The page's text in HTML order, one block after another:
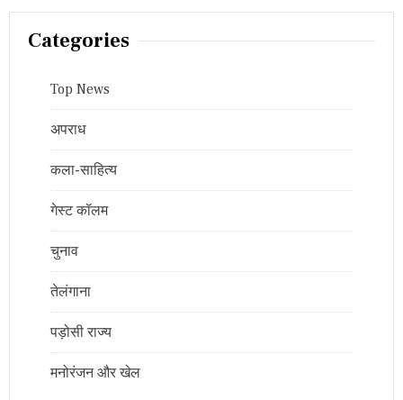
Categories
Top News
अपराध
कला-साहित्य
गेस्ट कॉलम
चुनाव
तेलंगाना
पड़ोसी राज्य
मनोरंजन और खेल